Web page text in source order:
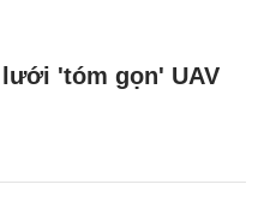
lưới 'tóm gọn' UAV